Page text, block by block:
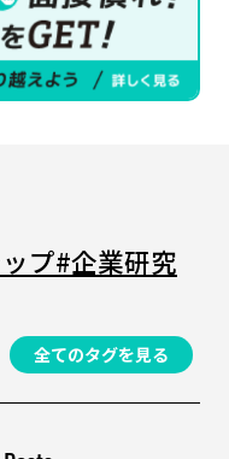
プ#企業研究
全てのタグを見る